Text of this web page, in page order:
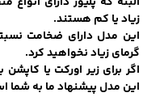
شلوار جین
زیاد یا کم هستند.
این مدل دارای ضخامت
گرمای زیاد نخواهید کرد.
اگر برای زیر اورکت یا
این مدل پیشنهاد ما به شما